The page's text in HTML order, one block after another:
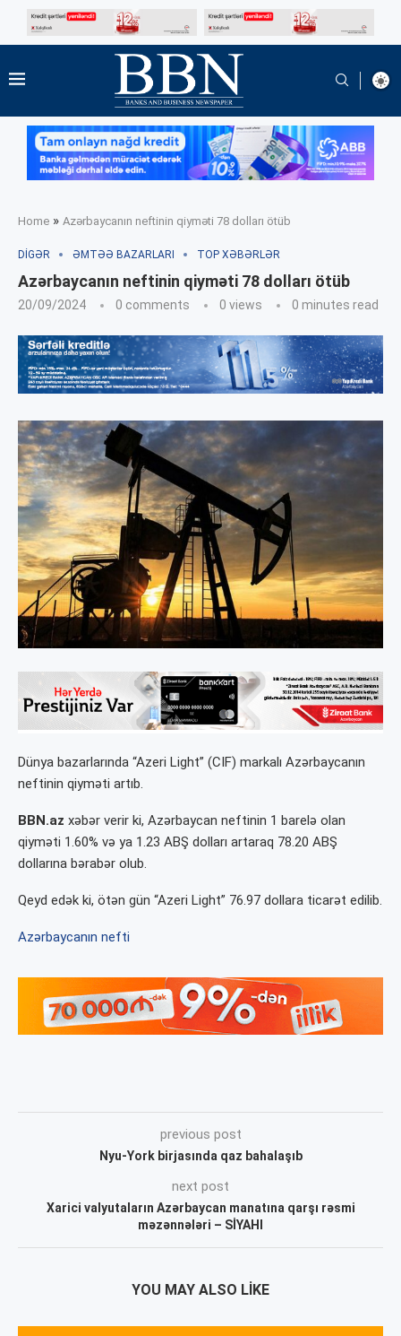
Home » Azərbaycanın neftinin qiyməti 78 dolları ötüb
DIGƏR ƏMTƏƏ BAZARLARI TOP XƏBƏRLƏR
Azərbaycanın neftinin qiyməti 78 dolları ötüb
20/09/2024 0 comments 0 views 0 minutes read
Dünya bazarlarında “Azeri Light” (CIF) markalı Azərbaycanın
neftinin qiyməti artıb.
BBN.az xəbər verir ki, Azərbaycan neftinin 1 barelə olan
qiyməti 1.60% və ya 1.23 ABŞ dolları artaraq 78.20 ABŞ
dollarına bərabər olub.
Qeyd edək ki, ötən gün “Azeri Light” 76.97 dollara ticarət edilib.
Azərbaycanın nefti
previous post
Nyu-York birjasında qaz bahalaşıb
next post
Xarici valyutaların Azərbaycan manatına qarşı rəsmi
məzənnələri – SİYAHI
YOU MAY ALSO LIKE